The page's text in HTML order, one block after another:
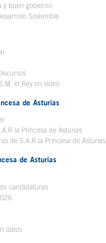
y buen gobierno
Sostenible
el Rey en vídeo
de Asturias
la Princesa de Asturias
de S.A.R la Princesa de Asturias
de Asturias
candidaturas
datos